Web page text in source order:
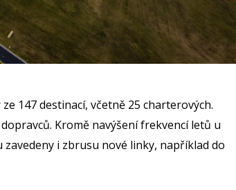
147 destinací, včetně 25 charterových.
Kromě navýšení frekvencí letů u
i zbrusu nové linky, například do